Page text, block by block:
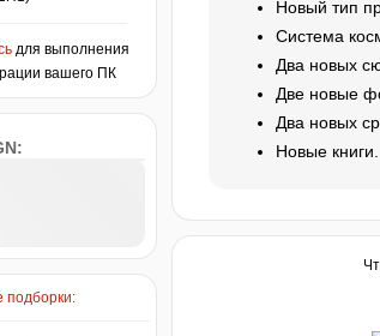
для выполнения
вашего ПК
подборки:
Новый тип
Система
Два новых
Две новые
Два новых
Новые книги.